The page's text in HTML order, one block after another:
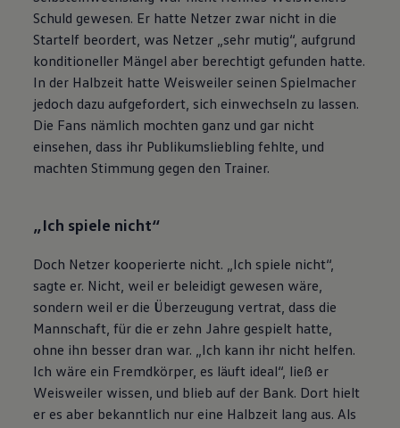
Schuld gewesen. Er hatte Netzer zwar nicht in die
Startelf beordert, was Netzer „sehr mutig“, aufgrund
konditioneller Mängel aber berechtigt gefunden hatte.
In der Halbzeit hatte Weisweiler seinen Spielmacher
jedoch dazu aufgefordert, sich einwechseln zu lassen.
Die Fans nämlich mochten ganz und gar nicht
einsehen, dass ihr Publikumsliebling fehlte, und
machten Stimmung gegen den Trainer.
„Ich spiele nicht“
Doch Netzer kooperierte nicht. „Ich spiele nicht“,
sagte er. Nicht, weil er beleidigt gewesen wäre,
sondern weil er die Überzeugung vertrat, dass die
Mannschaft, für die er zehn Jahre gespielt hatte,
ohne ihn besser dran war. „Ich kann ihr nicht helfen.
Ich wäre ein Fremdkörper, es läuft ideal“, ließ er
Weisweiler wissen, und blieb auf der Bank. Dort hielt
er es aber bekanntlich nur eine Halbzeit lang aus. Als